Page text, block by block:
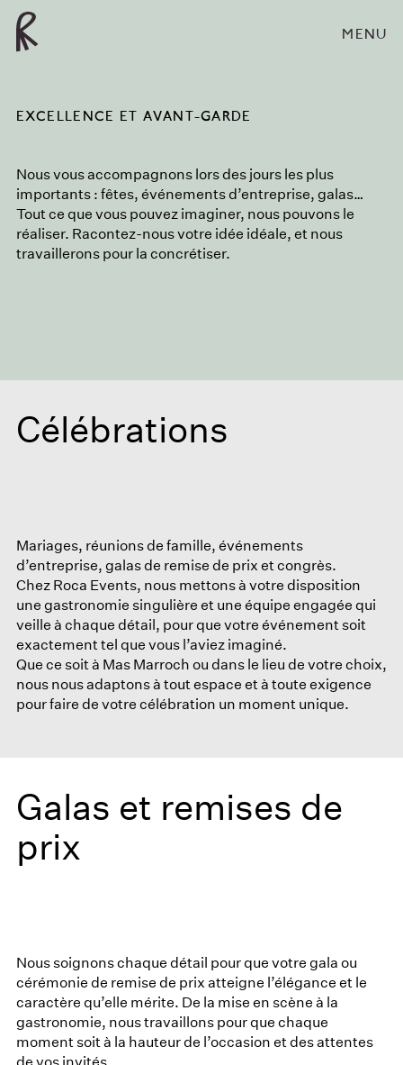
MENU
EXCELLENCE ET AVANT-GARDE
Nous vous accompagnons lors des jours les plus
importants : fêtes, événements d’entreprise, galas…
Tout ce que vous pouvez imaginer, nous pouvons le
réaliser. Racontez-nous votre idée idéale, et nous
travaillerons pour la concrétiser.
Célébrations
Mariages, réunions de famille, événements
d’entreprise, galas de remise de prix et congrès.
Chez Roca Events, nous mettons à votre disposition
une gastronomie singulière et une équipe engagée qui
veille à chaque détail, pour que votre événement soit
exactement tel que vous l’aviez imaginé.
Que ce soit à Mas Marroch ou dans le lieu de votre choix,
nous nous adaptons à tout espace et à toute exigence
pour faire de votre célébration un moment unique.
Galas et remises de
prix
Nous soignons chaque détail pour que votre gala ou
cérémonie de remise de prix atteigne l’élégance et le
caractère qu’elle mérite. De la mise en scène à la
gastronomie, nous travaillons pour que chaque
moment soit à la hauteur de l’occasion et des attentes